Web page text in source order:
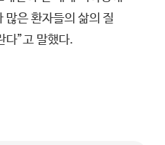
많은 환자들의 삶의 질
다”고 말했다.